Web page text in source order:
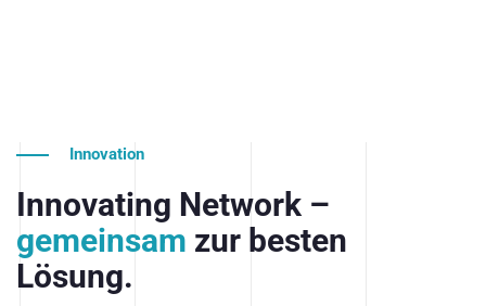
Innovation
Innovating Network –
gemeinsam zur besten
Lösung.